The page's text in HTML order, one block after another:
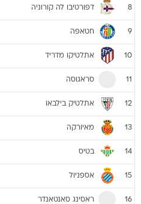
8 דפורטיבו לה קורוניה
9 חטאפה
10 אתלטיקו מדריד
11 סראגוסה
12 אתלטיק בילבאו
13 מאיורקה
14 בטיס
15 אספניול
16 ראסינג סאנטאנדר